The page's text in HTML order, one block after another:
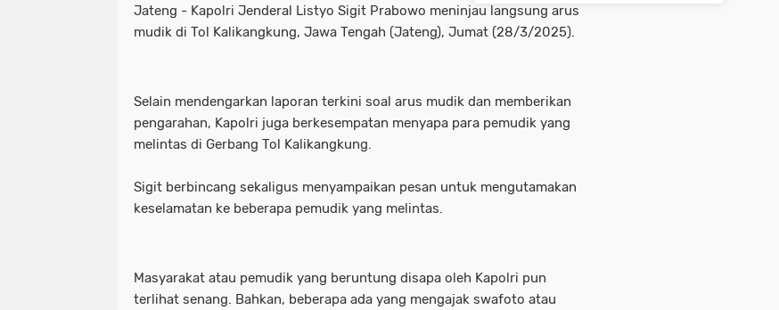
Jateng - Kapolri Jenderal Listyo Sigit Prabowo meninjau langsung arus
mudik di Tol Kalikangkung, Jawa Tengah (Jateng), Jumat (28/3/2025).
Selain mendengarkan laporan terkini soal arus mudik dan memberikan
pengarahan, Kapolri juga berkesempatan menyapa para pemudik yang
melintas di Gerbang Tol Kalikangkung.
Sigit berbincang sekaligus menyampaikan pesan untuk mengutamakan
keselamatan ke beberapa pemudik yang melintas.
Masyarakat atau pemudik yang beruntung disapa oleh Kapolri pun
terlihat senang. Bahkan, beberapa ada yang mengajak swafoto atau